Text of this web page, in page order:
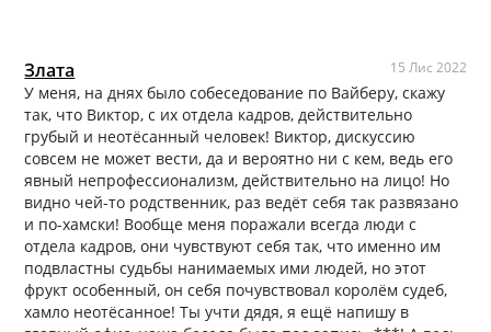
Злата 15 Лис 2022
У меня, на днях было собеседование по Вайберу, скажу
так, что Виктор, с их отдела кадров, действительно
грубый и неотёсанный человек! Виктор, дискуссию
совсем не может вести, да и вероятно ни с кем, ведь его
явный непрофессионализм, действительно на лицо! Но
видно чей-то родственник, раз ведёт себя так развязано
и по-хамски! Вообще меня поражали всегда люди с
отдела кадров, они чувствуют себя так, что именно им
подвластны судьбы нанимаемых ими людей, но этот
фрукт особенный, он себя почувствовал королём судеб,
хамло неотёсанное! Ты учти дядя, я ещё напишу в